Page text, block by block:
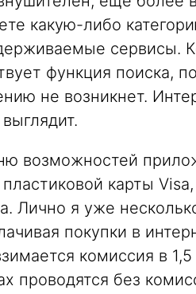
какую-либо
сервисы.
функция поиска,
не возникнет.
возможностей
карты
Лично я уже
покупки в
комиссия в
проводятся без